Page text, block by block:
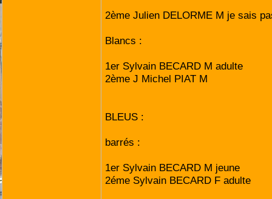
2ème Julien DELORME M je sais
Blancs :
1er Sylvain BECARD M adulte
2ème J Michel PIAT M
BLEUS :
barrés :
1er Sylvain BECARD M jeune
2éme Sylvain BECARD F adulte